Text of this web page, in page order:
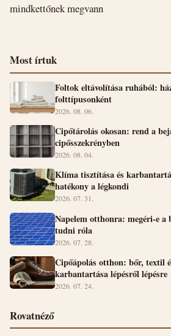
mindkettőnek megvann
Most írtuk
Foltok eltávolítása ruhából:
folttípusonként
2026. 08. 06.
Cipőtárolás okosan: rend a
cipősszekrényben
2026. 08. 04.
Klíma tisztítása és
hatékony a légkondi
2026. 07. 31.
Napelem otthonra: megéri-e a
tudni róla
2026. 07. 28.
Cipőápolás otthon: bőr, textil
karbantartása lépésről lépésre
2026. 07. 24.
Rovatnéző